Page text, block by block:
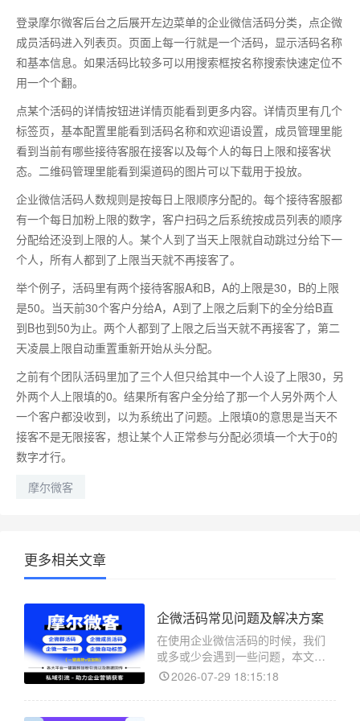
登录摩尔微客后台之后展开左边菜单的企业微信活码分类，点企微
成员活码进入列表页。页面上每一行就是一个活码，显示活码名称
和基本信息。如果活码比较多可以用搜索框按名称搜索快速定位不
用一个个翻。
点某个活码的详情按钮进详情页能看到更多内容。详情页里有几个
标签页，基本配置里能看到活码名称和欢迎语设置，成员管理里能
看到当前有哪些接待客服在接客以及每个人的每日上限和接客状
态。二维码管理里能看到渠道码的图片可以下载用于投放。
企业微信活码人数规则是按每日上限顺序分配的。每个接待客服都
有一个每日加粉上限的数字，客户扫码之后系统按成员列表的顺序
分配给还没到上限的人。某个人到了当天上限就自动跳过分给下一
个人，所有人都到了上限当天就不再接客了。
举个例子，活码里有两个接待客服A和B，A的上限是30，B的上限
是50。当天前30个客户分给A，A到了上限之后剩下的全分给B直
到B也到50为止。两个人都到了上限之后当天就不再接客了，第二
天凌晨上限自动重置重新开始从头分配。
之前有个团队活码里加了三个人但只给其中一个人设了上限30，另
外两个人上限填的0。结果所有客户全分给了那一个人另外两个人
一个客户都没收到，以为系统出了问题。上限填0的意思是当天不
接客不是无限接客，想让某个人正常参与分配必须填一个大于0的
数字才行。
摩尔微客
更多相关文章
企微活码常见问题及解决方案
在使用企业微信活码的时候，我们
或多或少会遇到一些问题，本文主
要解决在使用摩尔微客的企微活码
查阅。
2026-07-29 18:15:18